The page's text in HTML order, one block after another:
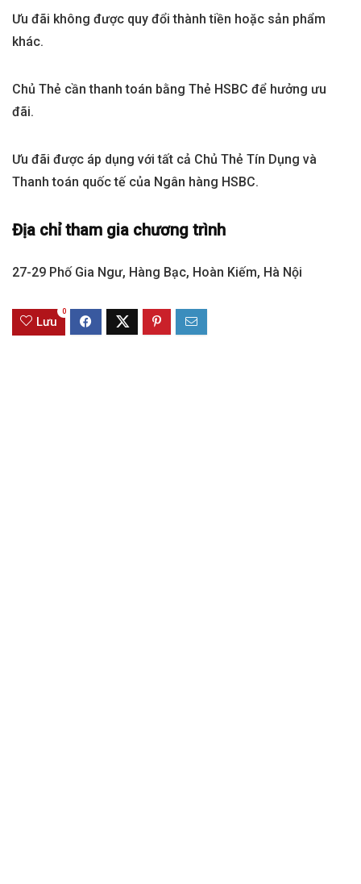
Ưu đãi không được quy đổi thành tiền hoặc sản phẩm
khác.
Chủ Thẻ cần thanh toán bằng Thẻ HSBC để hưởng ưu
đãi.
Ưu đãi được áp dụng với tất cả Chủ Thẻ Tín Dụng và
Thanh toán quốc tế của Ngân hàng HSBC.
Địa chỉ tham gia chương trình
27-29 Phố Gia Ngư, Hàng Bạc, Hoàn Kiếm, Hà Nội
Lưu
0